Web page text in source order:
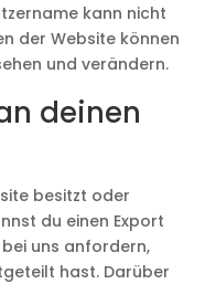
kann nicht
der Website können
und verändern.
deinen
besitzt oder
du einen Export
uns anfordern,
hast. Darüber